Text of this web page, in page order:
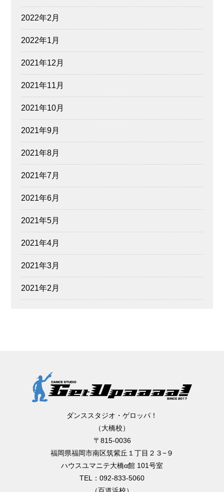
2022年2月
2022年1月
2021年12月
2021年11月
2021年10月
2021年9月
2021年8月
2021年7月
2021年6月
2021年5月
2021年4月
2021年3月
2021年2月
ダンススタジオ・ゲロッパ！
（大橋校）
〒815-0036
福岡県福岡市南区筑紫丘１丁目２３−９
ハウスユマニテ大橋α館 101号室
TEL：092-833-5060